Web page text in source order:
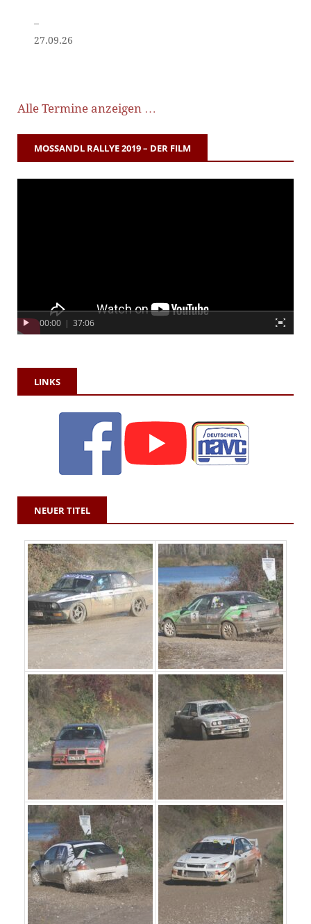
–
27.09.26
Alle Termine anzeigen …
MOSSANDL RALLYE 2019 – DER FILM
00:00 | 37:06
LINKS
NEUER TITEL